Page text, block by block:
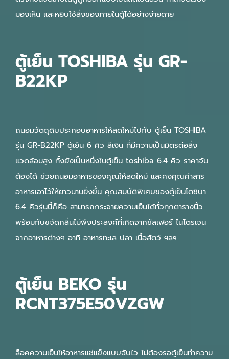
มองเห็น และหยิบใช้สิ่งของภายในตู้ได้อย่างง่ายดาย
ตู้เย็น TOSHIBA รุ่น GR-
B22KP
ถนอมวัตถุดิบประกอบอาหารให้สดใหม่ไปกับ ตู้เย็น TOSHIBA
รุ่น GR-B22KP ตู้เย็น 6 คิว สีเงิน ที่มีความเป็นมิตรต่อสิ่ง
แวดล้อมสูง ทั้งยังเป็นหนึ่งในตู้เย็น toshiba 6.4 คิว ราคาจับ
ต้องได้ ช่วยถนอมอาหารของคุณให้สดใหม่ และคงคุณค่าสาร
อาหารเอาไว้ให้ยาวนานยิ่งขึ้น คุณสมบัติพิเศษของตู้เย็นโตชิบา
6.4 คิวรุ่นนี้ก็คือ สามารถกระจายความเย็นได้ทั่วทุกตารางนิ้ว
พร้อมกับขจัดกลิ่นไม่พึงประสงค์ที่เกิดจากซัลเฟอร์ ไนโตรเจน
จากอาหารต่างๆ อาทิ อาหารทะเล ปลา เนื้อสัตว์ ฯลฯ
ตู้เย็น BEKO รุ่น
RCNT375E50VZGW
ล็อคความเย็นให้อาหารแช่แข็งแบบฉับไว ไม่ต้องรอตู้เย็นทำความ